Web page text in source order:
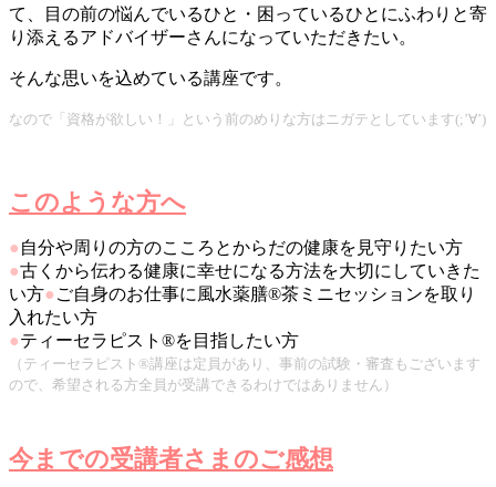
て、目の前の悩んでいるひと・困っているひとにふわりと寄
り添えるアドバイザーさんになっていただきたい。
そんな思いを込めている講座です。
なので「資格が欲しい！」という前のめりな方はニガテとしています(;’∀’)
このような方へ
● 自分や周りの方のこころとからだの健康を見守りたい方
●古くから伝わる健康に幸せになる方法を大切にしていきた
い方● ご自身のお仕事に風水薬膳®茶ミニセッションを取り
入れたい方
●ティーセラピスト®を目指したい方
（ティーセラピスト®講座は定員があり、事前の試験・審査もございます
ので、希望される方全員が受講できるわけではありません）
今までの受講者さまのご感想